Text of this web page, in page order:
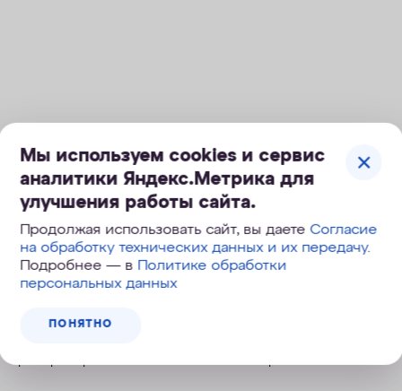
ПОДАРОК: Фильтр-бутылка АКВАФОР Сити 0,5 л
делает водопроводную воду безопасной и
приятной на вкус: удаляет активный хлор,
Мы используем cookies и сервис
аналитики Яндекс.Метрика для
улучшения работы сайта.
Продолжая использовать сайт, вы даетеСогласие
на обработку технических данных и их передачу.
Подробнее — в Политике обработки
персональных данных
ПОНЯТНО